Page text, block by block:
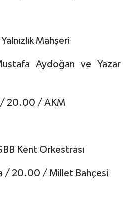
Mahşeri
Aydoğan ve Yazar
/ 20.00 / AKM
Kent Orkestrası
/ 20.00 / Millet Bahçesi